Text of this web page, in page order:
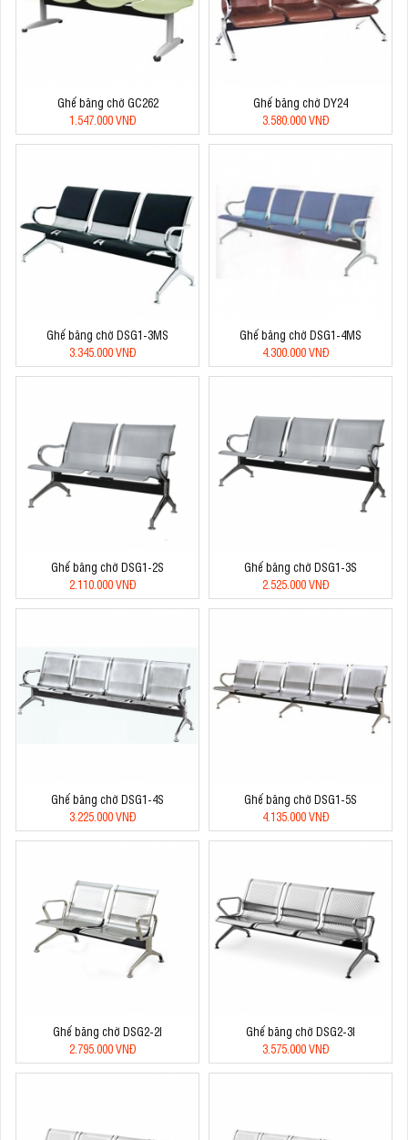
Ghế băng chờ GC262
1.547.000 VNĐ
Ghế băng chờ DY24
3.580.000 VNĐ
Ghế băng chờ DSG1-3MS
3.345.000 VNĐ
Ghế băng chờ DSG1-4MS
4.300.000 VNĐ
Ghế băng chờ DSG1-2S
2.110.000 VNĐ
Ghế băng chờ DSG1-3S
2.525.000 VNĐ
Ghế băng chờ DSG1-4S
3.225.000 VNĐ
Ghế băng chờ DSG1-5S
4.135.000 VNĐ
Ghế băng chờ DSG2-2I
2.795.000 VNĐ
Ghế băng chờ DSG2-3I
3.575.000 VNĐ